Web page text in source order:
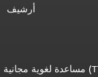
أرشيف
311 (خارج SF 415.701.2311؛ TTY 415.701.2323) مساعدة لغوية مجانية